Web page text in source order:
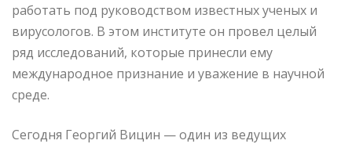
работать под руководством известных ученых и
вирусологов. В этом институте он провел целый
ряд исследований, которые принесли ему
международное признание и уважение в научной
среде.
Сегодня Георгий Вицин — один из ведущих